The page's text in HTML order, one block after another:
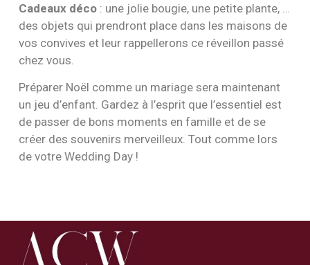
Cadeaux déco : une jolie bougie, une petite plante, …
des objets qui prendront place dans les maisons de
vos convives et leur rappellerons ce réveillon passé
chez vous.
Préparer Noël comme un mariage sera maintenant
un jeu d’enfant. Gardez à l’esprit que l’essentiel est
de passer de bons moments en famille et de se
créer des souvenirs merveilleux. Tout comme lors
de votre Wedding Day !